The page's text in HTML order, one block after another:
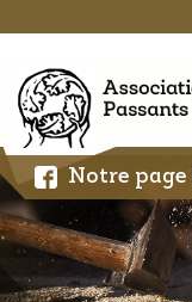
content
Notre page